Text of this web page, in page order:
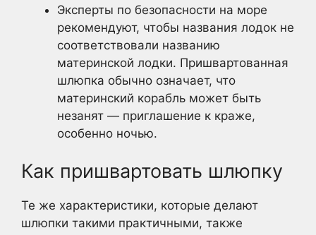
Эксперты по безопасности на море
рекомендуют, чтобы названия лодок не
соответствовали названию
материнской лодки. Пришвартованная
шлюпка обычно означает, что
материнский корабль может быть
незанят — приглашение к краже,
особенно ночью.
Как пришвартовать шлюпку
Те же характеристики, которые делают
шлюпки такими практичными, также